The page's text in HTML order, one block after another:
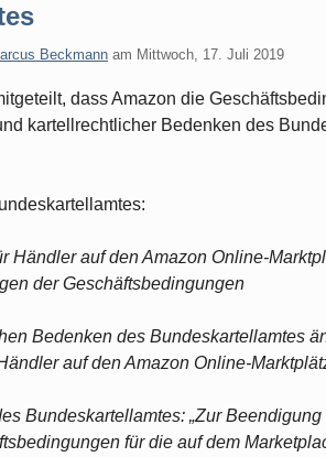
Beckmann am Mittwoch, 17. Juli 2019
dass Amazon die
kartellrechtlicher Bedenken des
Händler auf den Amazon Online-
der Geschäftsbedingungen
Bedenken des Bundeskartellamtes
auf den Amazon Online-
Bundeskartellamtes: „Zur
für die auf dem